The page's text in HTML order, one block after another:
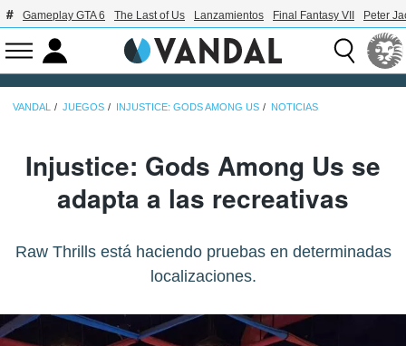
Gameplay GTA 6 The Last of Us Lanzamientos Final Fantasy VII Peter
VANDAL JUEGOS INJUSTICE: GODS AMONG US NOTICIAS
Injustice: Gods Among Us se
adapta a las recreativas
Raw Thrills está haciendo pruebas en determinadas
localizaciones.